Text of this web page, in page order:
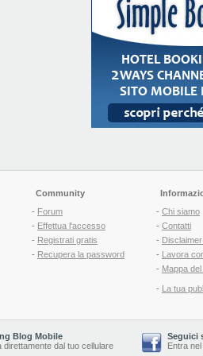
Community
- Forum
- Effettua l'accesso
- Registrati gratis
- Recupera la password
- Chi siamo
- Contatti
-
- Lavora
- Mappa
- La tua
Blog Mobile
direttamente dal tuo cellulare
Seguici
Entra